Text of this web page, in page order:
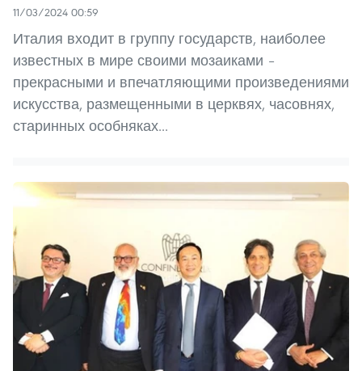
11/03/2024 00:59
Италия входит в группу государств, наиболее
известных в мире своими мозаиками –
прекрасными и впечатляющими произведениями
искусства, размещенными в церквях, часовнях,
старинных особняках...